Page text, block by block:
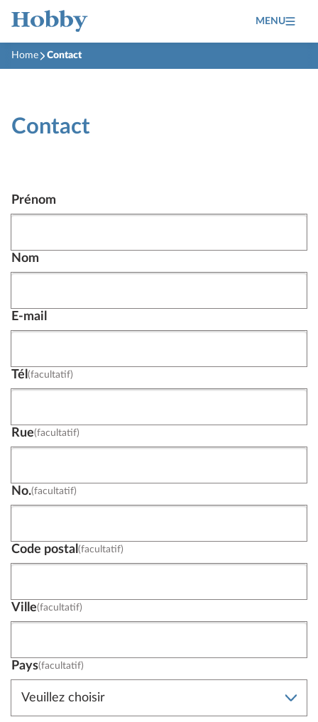
MENU
Home Contact
Contact
Prénom
Nom
E-mail
Tél (facultatif)
Rue(facultatif)
No.(facultatif)
Code postal (facultatif)
Ville(facultatif)
Pays(facultatif)